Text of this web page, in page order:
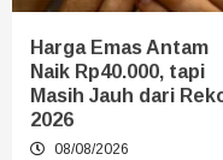
Harga Emas Antam
Naik Rp40.000, tapi
Masih Jauh dari
2026
08/08/2026